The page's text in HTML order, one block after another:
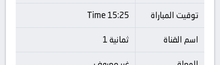
توقيت المباراة
15:25 Time
اسم القناة
ثمانية 1